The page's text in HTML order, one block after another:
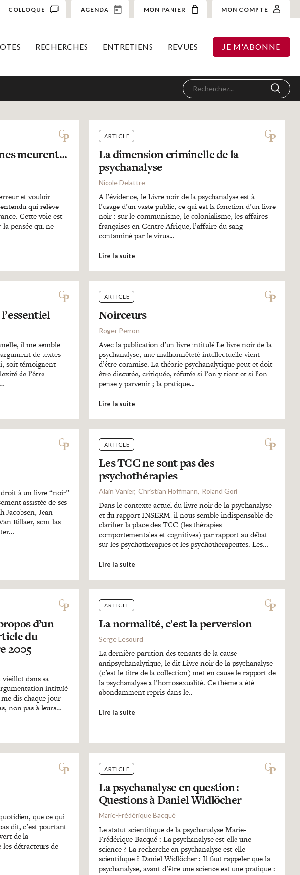
COLLOQUE AGENDA MON PANIER MON COMPTE
RECHERCHES ENTRETIENS REVUES JE M'ABONNE
meurent…
et vouloir
qui relève
Cette voie est
pensée qui ne
ARTICLE
La dimension criminelle de la
psychanalyse
Nicole Delattre
A l’évidence, le Livre noir de la psychanalyse est à
l’usage d’un vaste public, ce qui est la fonction d’un livre
noir : sur le communisme, le colonialisme, les affaires
françaises en Centre Afrique, l’affaire du sang
contaminé par le virus…
Lire la suite
il me semble
de textes
soit témoignent
de l’être
ARTICLE
Noirceurs
Roger Perron
Avec la publication d’un livre intitulé Le livre noir de la
psychanalyse, une malhonnêteté intellectuelle vient
d’être commise. La théorie psychanalytique peut et doit
être discutée, critiquée, réfutée si l’on y tient et si l’on
pense y parvenir ; la pratique…
Lire la suite
droit à un livre “noir”
assistée de ses
Jacobsen, Jean
Rillaer, sont las
ARTICLE
Les TCC ne sont pas des
psychothérapies
Alain Vanier Christian Hoffmann Roland Gori
Dans le contexte actuel du livre noir de la psychanalyse
et du rapport INSERM, il nous semble indispensable de
clarifier la place des TCC (les thérapies
comportementales et cognitives) par rapport au débat
sur les psychothérapies et les psychothérapeutes. Les…
Lire la suite
d’un
du
2005
vieillot dans sa
intitulé
dis chaque jour
non pas à leurs…
ARTICLE
La normalité, c’est la perversion
Serge Lesourd
La dernière parution des tenants de la cause
antipsychanalytique, le dit Livre noir de la psychanalyse
(c’est le titre de la collection) met en cause le rapport de
la psychanalyse à l’homosexualité. Ce thème a été
abondamment repris dans le…
Lire la suite
que ce qui
dit, c’est pourtant
de la
détracteurs de
ARTICLE
La psychanalyse en question :
Questions à Daniel Widlöcher
Marie-Frédérique Bacqué
Le statut scientifique de la psychanalyse Marie-
Frédérique Bacqué : La psychanalyse est-elle une
science ? La recherche en psychanalyse est-elle
scientifique ? Daniel Widlöcher : Il faut rappeler que la
psychanalyse, avant d’être une science est une pratique :